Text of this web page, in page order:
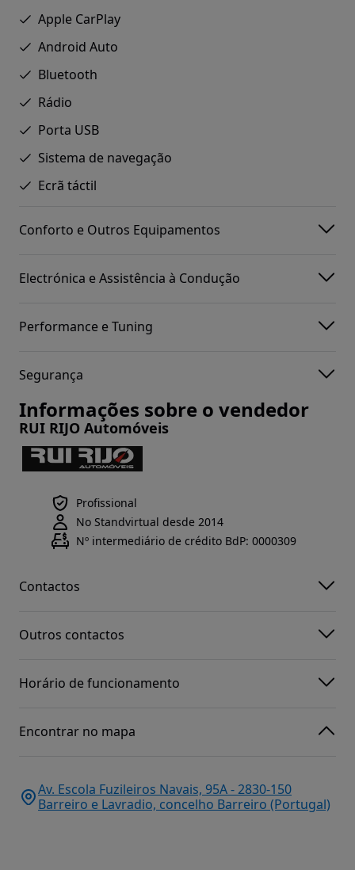
Apple CarPlay
Android Auto
Bluetooth
Rádio
Porta USB
Sistema de navegação
Ecrã táctil
Conforto e Outros Equipamentos
Electrónica e Assistência à Condução
Performance e Tuning
Segurança
Informações sobre o vendedor
RUI RIJO Automóveis
Profissional
No Standvirtual desde 2014
Nº intermediário de crédito BdP: 0000309
Contactos
Outros contactos
Horário de funcionamento
Encontrar no mapa
Av. Escola Fuzileiros Navais, 95A - 2830-150
Barreiro e Lavradio, concelho Barreiro (Portugal)